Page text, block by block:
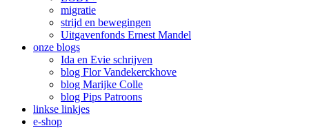
migratie
strijd en bewegingen
Uitgavenfonds Ernest Mandel
onze blogs
Ida en Evie schrijven
blog Flor Vandekerckhove
blog Marijke Colle
blog Pips Patroons
linkse linkjes
e-shop